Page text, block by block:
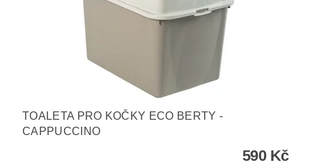
TOALETA PRO KOČKY ECO BERTY -
CAPPUCCINO
590 Kč